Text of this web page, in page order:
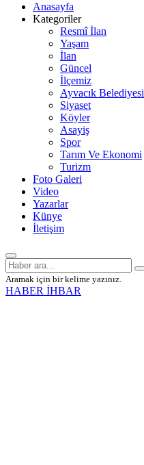
Anasayfa
Kategoriler
Resmî İlan
Yaşam
İlan
Güncel
İlçemiz
Ayvacık Belediyesi
Siyaset
Köyler
Asayiş
Spor
Tarım Ve Ekonomi
Turizm
Foto Galeri
Video
Yazarlar
Künye
İletişim
Aramak için bir kelime yazınız.
HABER İHBAR